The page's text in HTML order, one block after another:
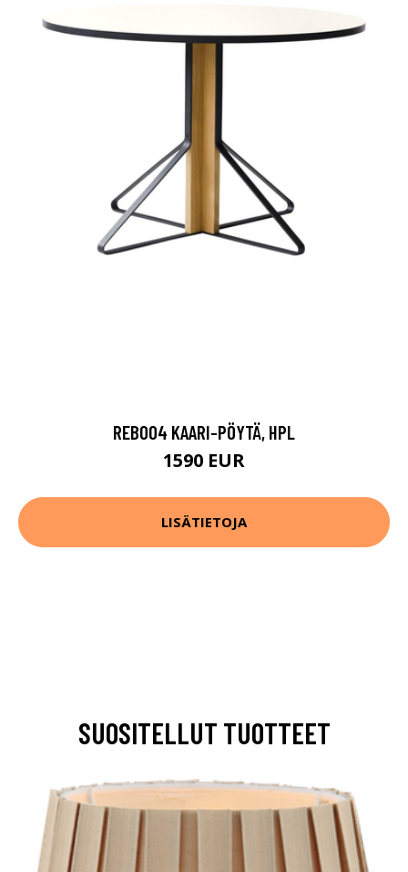
REB004 KAARI-PÖYTÄ, HPL
1590 EUR
LISÄTIETOJA
SUOSITELLUT TUOTTEET